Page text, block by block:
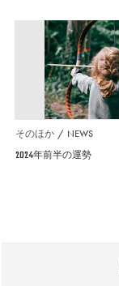
そのほか NEWS
2024年前半の運勢